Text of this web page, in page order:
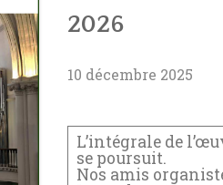
2026
10 décembre 2025
L’intégrale de
se poursuit.
Nos amis